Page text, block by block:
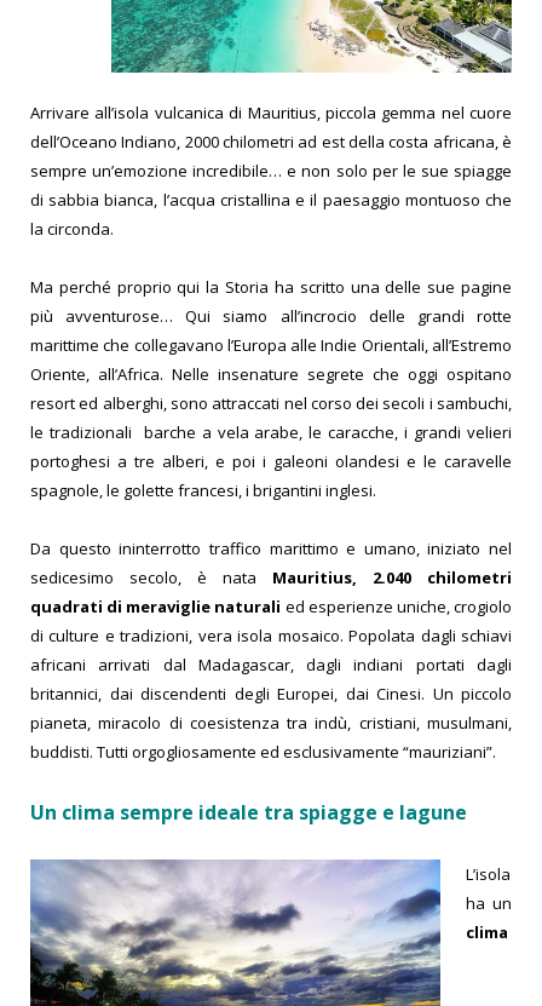
Arrivare all’isola vulcanica di Mauritius, piccola gemma nel cuore
dell’Oceano Indiano, 2000 chilometri ad est della costa africana, è
sempre un’emozione incredibile… e non solo per le sue spiagge
di sabbia bianca, l’acqua cristallina e il paesaggio montuoso che
la circonda.
Ma perché proprio qui la Storia ha scritto una delle sue pagine
più avventurose… Qui siamo all’incrocio delle grandi rotte
marittime che collegavano l’Europa alle Indie Orientali, all’Estremo
Oriente, all’Africa. Nelle insenature segrete che oggi ospitano
resort ed alberghi, sono attraccati nel corso dei secoli i sambuchi,
le tradizionali barche a vela arabe, le caracche, i grandi velieri
portoghesi a tre alberi, e poi i galeoni olandesi e le caravelle
spagnole, le golette francesi, i brigantini inglesi.
Da questo ininterrotto traffico marittimo e umano, iniziato nel
sedicesimo secolo, è nata Mauritius, 2.040 chilometri
quadrati di meraviglie naturali ed esperienze uniche, crogiolo
di culture e tradizioni, vera isola mosaico. Popolata dagli schiavi
africani arrivati dal Madagascar, dagli indiani portati dagli
britannici, dai discendenti degli Europei, dai Cinesi. Un piccolo
pianeta, miracolo di coesistenza tra indù, cristiani, musulmani,
buddisti. Tutti orgogliosamente ed esclusivamente “mauriziani”.
Un clima sempre ideale tra spiagge e lagune
L’isola
ha un
clima